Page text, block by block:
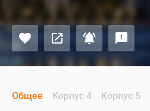
Общее Корпус 4 Корпус 5